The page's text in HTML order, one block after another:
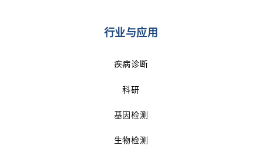
行业与应用
疾病诊断
科研
基因检测
生物检测